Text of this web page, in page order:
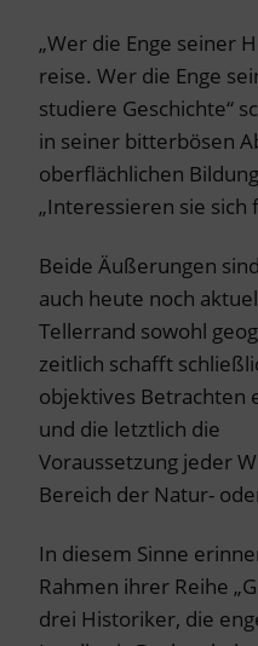
„Wer die Enge seiner
reise. Wer die Enge
studiere Geschichte“
in seiner bitterbösen
oberflächlichen
„Interessieren sie sich
Beide Äußerungen
auch heute noch
Tellerrand sowohl
zeitlich schafft
objektives Betrachten
und die letztlich die
Voraussetzung jeder
Bereich der Natur-
In diesem Sinne
Rahmen ihrer Reihe
drei Historiker, die